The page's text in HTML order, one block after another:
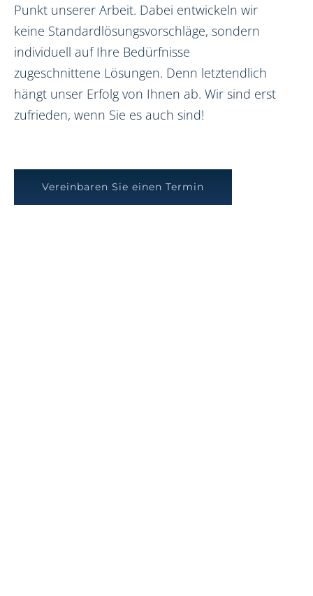
Punkt unserer Arbeit. Dabei entwickeln wir
keine Standardlösungsvorschläge, sondern
individuell auf Ihre Bedürfnisse
zugeschnittene Lösungen. Denn letztendlich
hängt unser Erfolg von Ihnen ab. Wir sind erst
zufrieden, wenn Sie es auch sind!
Vereinbaren Sie einen Termin